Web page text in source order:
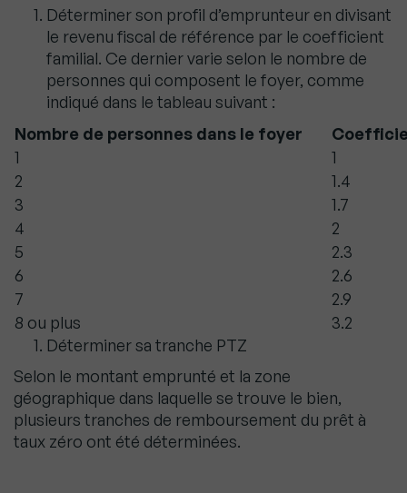
Déterminer son profil d’emprunteur en divisant
le revenu fiscal de référence par le coefficient
familial. Ce dernier varie selon le nombre de
personnes qui composent le foyer, comme
indiqué dans le tableau suivant :
Nombre de personnes dans le foyer
1
1
2
1.4
3
1.7
4
2
5
2.3
6
2.6
7
2.9
8 ou plus
3.2
Déterminer sa tranche PTZ
Selon le montant emprunté et la zone
géographique dans laquelle se trouve le bien,
plusieurs tranches de remboursement du prêt à
taux zéro ont été déterminées.